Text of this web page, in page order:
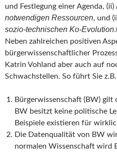
und Festlegung einer Agenda, (ii)
notwendigen Ressourcen, und
sozio-technischen Ko-Evolution
Neben zahlreichen positiven
bürgerwissenschaftlicher
Katrin Vohland aber auch auf
Schwachstellen. So führt Sie z.B.
Bürgerwissenschaft (BW) gilt
BW besitzt keine politische
Beispiele existieren für
Die Datenqualität von BW
normalen Wissenschaft wird